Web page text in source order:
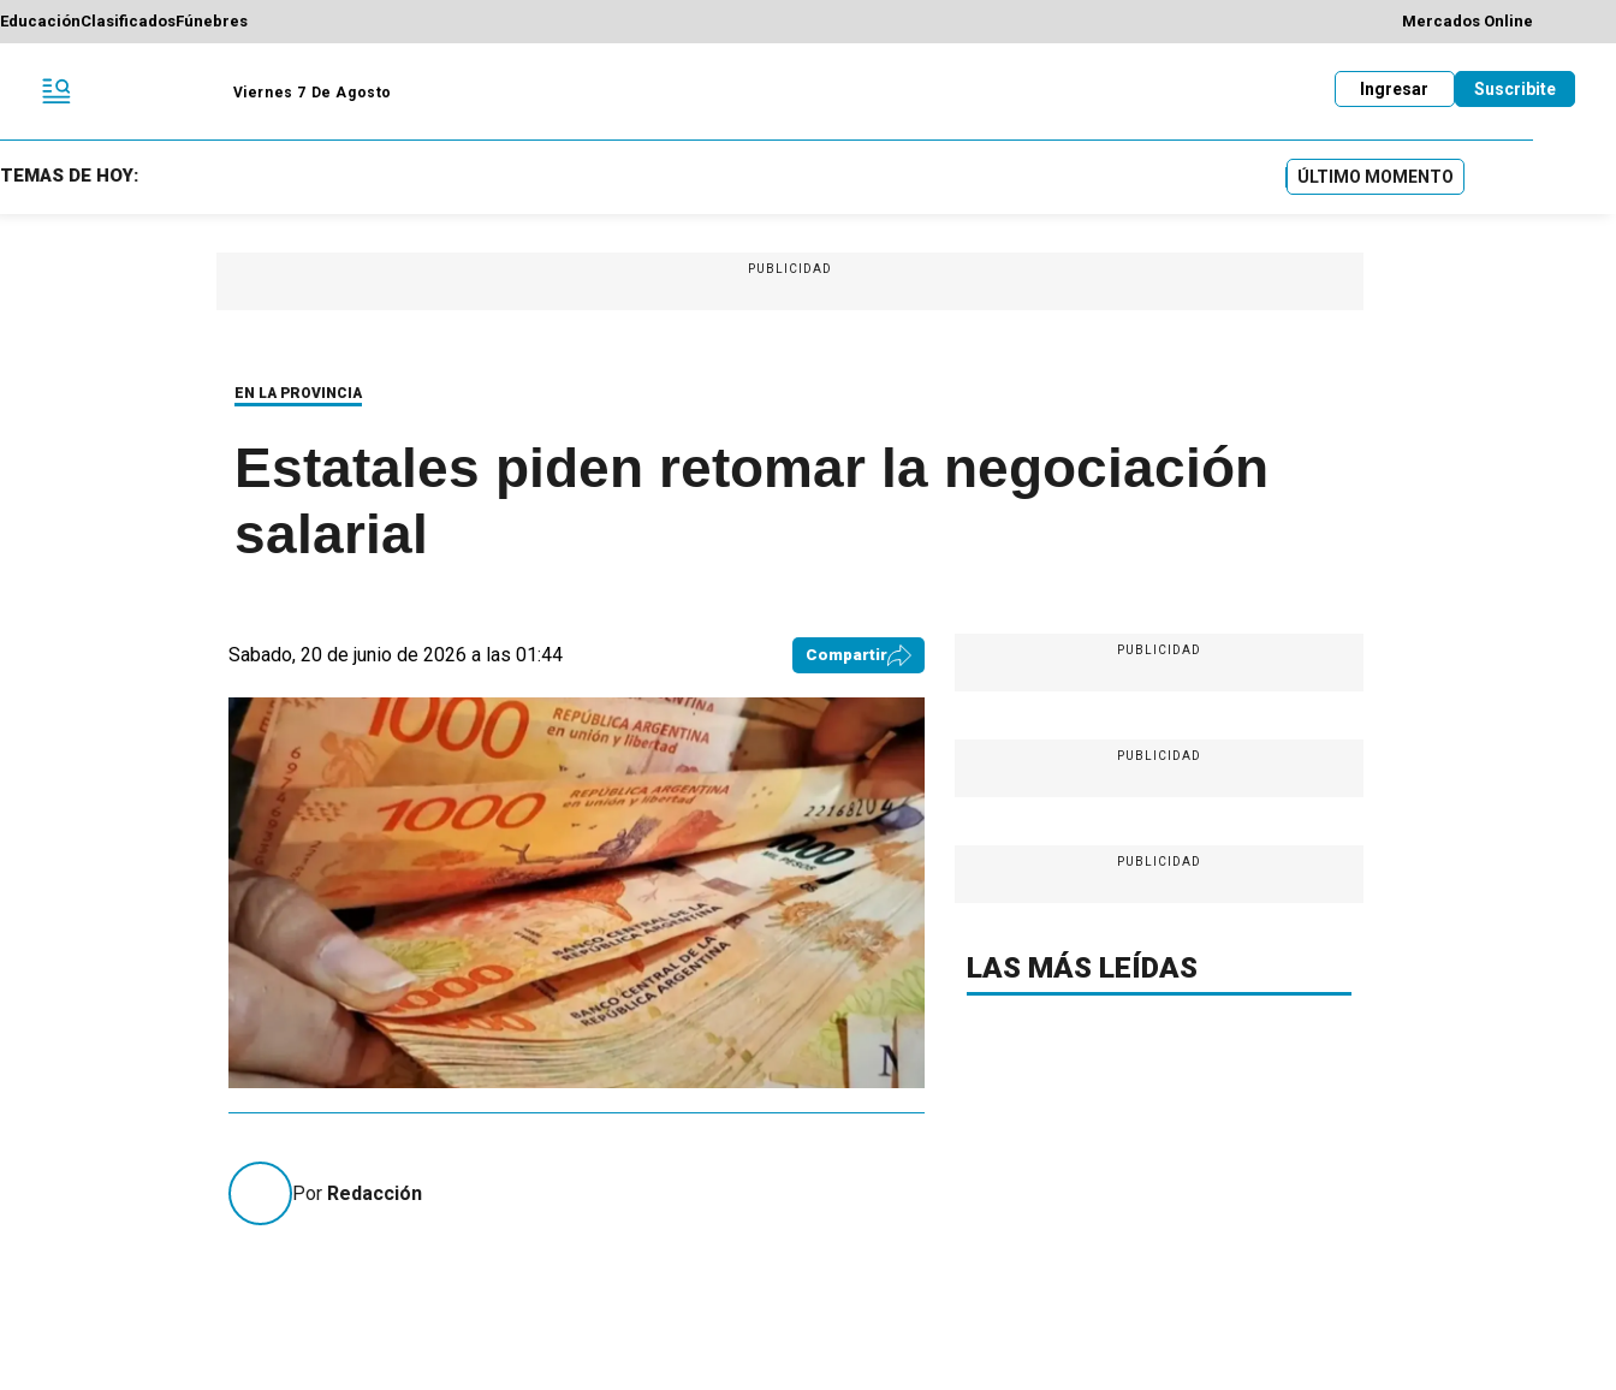
EducaciónClasificadosFúnebres Mercados Online
Viernes 7 De Agosto Suscribite
Ingresar
TEMAS DE HOY: ÚLTIMO MOMENTO
PUBLICIDAD
EN LA PROVINCIA
Estatales piden retomar la negociación
salarial
Sabado, 20 de junio de 2026 a las 01:44 Compartir
Por Redacción
PUBLICIDAD
PUBLICIDAD
PUBLICIDAD
LAS MÁS LEÍDAS